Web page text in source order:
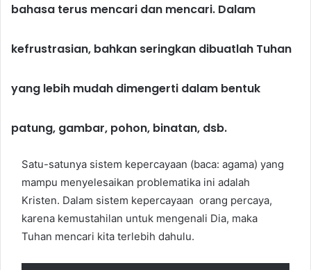
bahasa terus mencari dan mencari. Dalam
kefrustrasian, bahkan seringkan dibuatlah Tuhan
yang lebih mudah dimengerti dalam bentuk
patung, gambar, pohon, binatan, dsb.
Satu-satunya sistem kepercayaan (baca: agama) yang
mampu menyelesaikan problematika ini adalah
Kristen. Dalam sistem kepercayaan orang percaya,
karena kemustahilan untuk mengenali Dia, maka
Tuhan mencari kita terlebih dahulu.